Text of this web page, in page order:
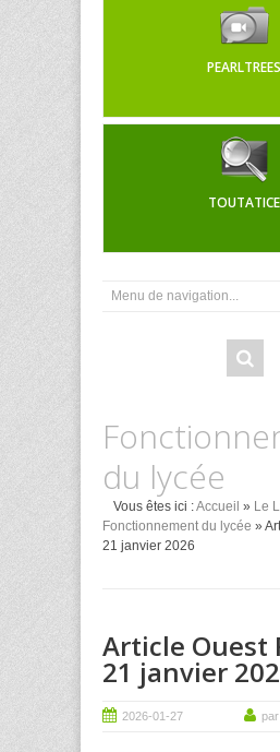
PEARLTREES
TOUTATICE
du lycée
Vous êtes ici :Accueil » Le
Fonctionnement du lycée »
21 janvier 2026
Article Ouest
21 janvier
2026-01-27